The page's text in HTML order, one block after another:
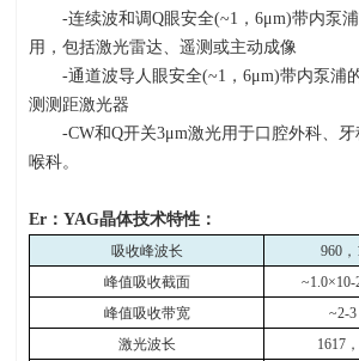
-连续波和调Q眼安全(~1 ，6μm)带内泵
用，包括激光雷达、遥测或主动成像
-通道波导人眼安全(~1 ，6μm)带内泵浦
测测距激光器
-CW和Q开关3μm激光用于口腔外科、
喉科。
Er ：YAG晶体技术特性：
吸收峰波长 960，
峰值吸收截面
~1.0×10-
峰值吸收带宽
~2-3
激光波长
1617，